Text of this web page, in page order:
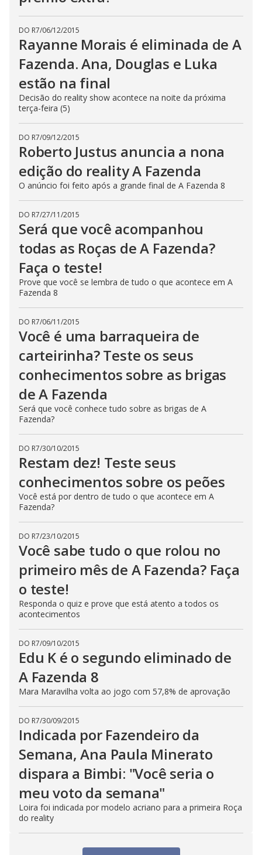
DO R7/06/12/2015
Rayanne Morais é eliminada de A
Fazenda. Ana, Douglas e Luka
estão na final
Decisão do reality show acontece na noite da próxima
terça-feira (5)
DO R7/09/12/2015
Roberto Justus anuncia a nona
edição do reality A Fazenda
O anúncio foi feito após a grande final de A Fazenda 8
DO R7/27/11/2015
Será que você acompanhou
todas as Roças de A Fazenda?
Faça o teste!
Prove que você se lembra de tudo o que acontece em A
Fazenda 8
DO R7/06/11/2015
Você é uma barraqueira de
carteirinha? Teste os seus
conhecimentos sobre as brigas
de A Fazenda
Será que você conhece tudo sobre as brigas de A
Fazenda?
DO R7/30/10/2015
Restam dez! Teste seus
conhecimentos sobre os peões
Você está por dentro de tudo o que acontece em A
Fazenda?
DO R7/23/10/2015
Você sabe tudo o que rolou no
primeiro mês de A Fazenda? Faça
o teste!
Responda o quiz e prove que está atento a todos os
acontecimentos
DO R7/09/10/2015
Edu K é o segundo eliminado de
A Fazenda 8
Mara Maravilha volta ao jogo com 57,8% de aprovação
DO R7/30/09/2015
Indicada por Fazendeiro da
Semana, Ana Paula Minerato
dispara a Bimbi: "Você seria o
meu voto da semana"
Loira foi indicada por modelo acriano para a primeira Roça
do reality